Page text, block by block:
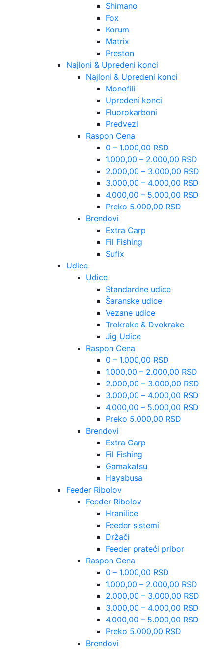
Shimano
Fox
Korum
Matrix
Preston
Najloni & Upredeni konci
Najloni & Upredeni konci
Monofili
Upredeni konci
Fluorokarboni
Predvezi
Raspon Cena
0 – 1.000,00 RSD
1.000,00 – 2.000,00 RSD
2.000,00 – 3.000,00 RSD
3.000,00 – 4.000,00 RSD
4.000,00 – 5.000,00 RSD
Preko 5.000,00 RSD
Brendovi
Extra Carp
Fil Fishing
Sufix
Udice
Udice
Standardne udice
Šaranske udice
Vezane udice
Trokrake & Dvokrake
Jig Udice
Raspon Cena
0 – 1.000,00 RSD
1.000,00 – 2.000,00 RSD
2.000,00 – 3.000,00 RSD
3.000,00 – 4.000,00 RSD
4.000,00 – 5.000,00 RSD
Preko 5.000,00 RSD
Brendovi
Extra Carp
Fil Fishing
Gamakatsu
Hayabusa
Feeder Ribolov
Feeder Ribolov
Hranilice
Feeder sistemi
Držači
Feeder prateći pribor
Raspon Cena
0 – 1.000,00 RSD
1.000,00 – 2.000,00 RSD
2.000,00 – 3.000,00 RSD
3.000,00 – 4.000,00 RSD
4.000,00 – 5.000,00 RSD
Preko 5.000,00 RSD
Brendovi